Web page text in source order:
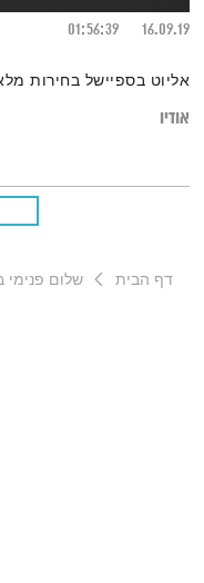
16.09.19
01:56:39
אליוט בספיישל בחירות
אודיו
דף הבית שלום